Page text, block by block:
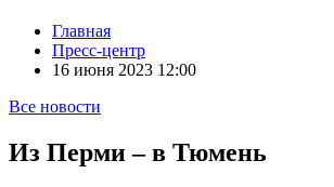
Главная
Пресс-центр
16 июня 2023 12:00
Все новости
Из Перми – в Тюмень